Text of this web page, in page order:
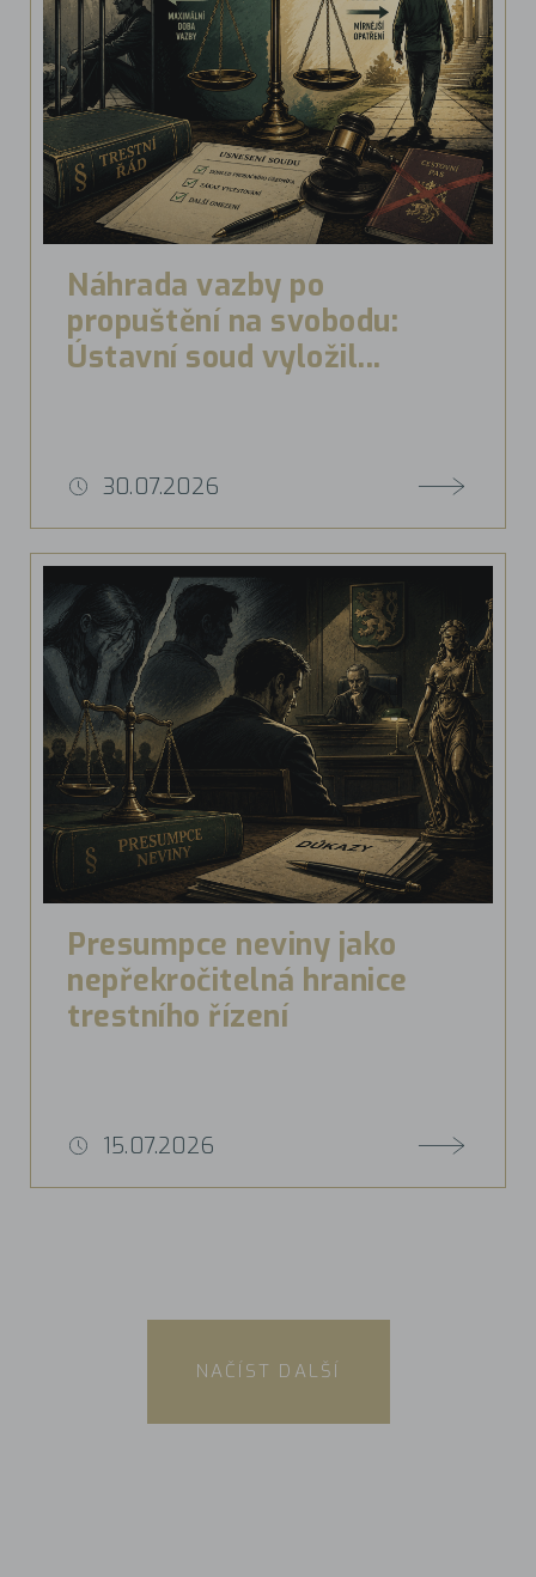
Náhrada vazby po
propuštění na svobodu:
Ústavní soud vyložil...
30.07.2026
Presumpce neviny jako
nepřekročitelná hranice
trestního řízení
15.07.2026
NAČÍST DALŠÍ